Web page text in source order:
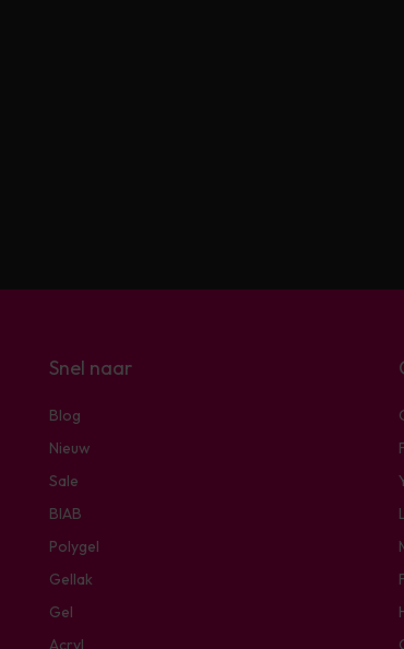
Snel naar
Blog
Nieuw
Sale
BIAB
Polygel
Gellak
Gel
Acryl